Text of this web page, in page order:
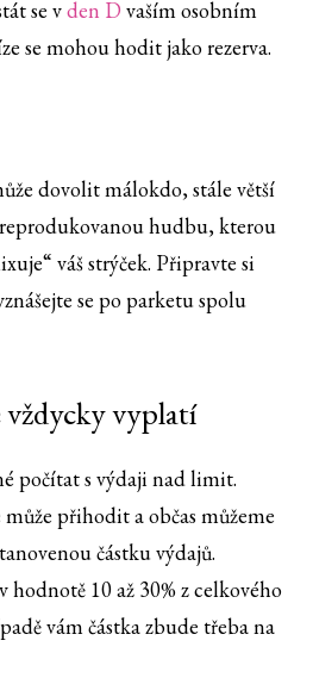
se vden D vaším osobním
se mohou hodit jako rezerva.
dovolit málokdo, stále větší
hudbu, kterou
váš strýček. Připravte si
se po parketu spolu
vždycky vyplatí
počítat s výdaji nad limit.
přihodit a občas můžeme
částku výdajů.
hodnotě 10 až 30% z celkového
vám částka zbude třeba na